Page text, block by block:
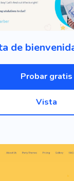
de
Probar gratis
Vista